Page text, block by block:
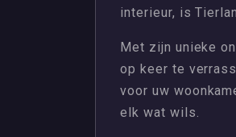
interieur, is
Met zijn unieke
op keer te
voor uw
elk wat wils.